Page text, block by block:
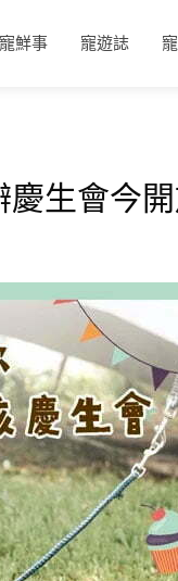
寵鮮事 寵遊誌
生會今